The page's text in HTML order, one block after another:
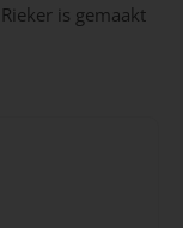
is gemaakt